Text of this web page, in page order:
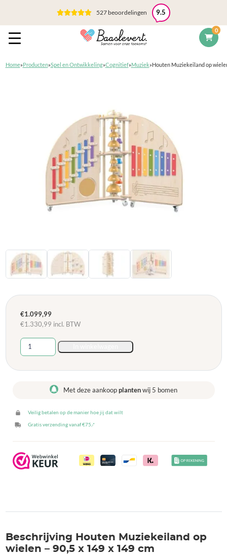
0
527 beoordelingen 9.5
Home»Producten»Spel en Ontwikkeling»Cognitief»Muziek»Houten Muziekeiland op
€1.099,99
€1.330,99 incl. BTW
Houten
Muziekeiland
wielen
149
x
cm
aantal
Met deze aankoop plantenwij 5 bomen
Veilig betalen op de manier hoe jij dat wilt
Gratis verzending vanaf €75,-*
Beschrijving Houten Muziekeiland op
wielen – 90,5 x 149 x 149 cm